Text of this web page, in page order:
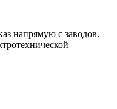
напрямую с заводов.